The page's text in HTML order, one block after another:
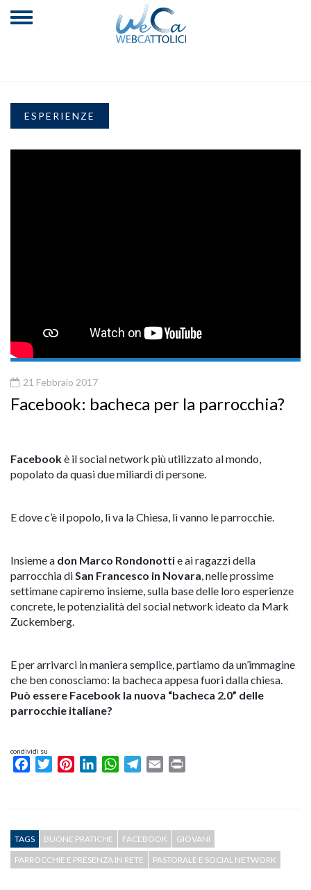
ESPERIENZE
21 Febbraio 2017
Facebook: bacheca per la parrocchia?
Facebookè il social network più utilizzato al mondo,
popolato da quasi due miliardi di persone.
E dove c’è il popolo, lì va la Chiesa, lì vanno le parrocchie.
Insieme a don Marco Rondonottie ai ragazzi della
parrocchia diSan Francesco in Novara, nelle prossime
settimane capiremo insieme, sulla base delle loro esperienze
concrete, le potenzialità del social network ideato da Mark
Zuckemberg.
E per arrivarci in maniera semplice, partiamo da un’immagine
che ben conosciamo: la bacheca appesa fuori dalla chiesa.
Può essere Facebook la nuova “bacheca 2.0” delle
parrocchie italiane?
condividi su
FacebookTwitterPinterestLinkedInWhatsAppTelegram
Email
TAGS BUONE PRATICHE FACEBOOK
GIOVANI
PARROCCHIE E PRESENZA IN RETE
PASTORALE E SOCIAL NETWORK